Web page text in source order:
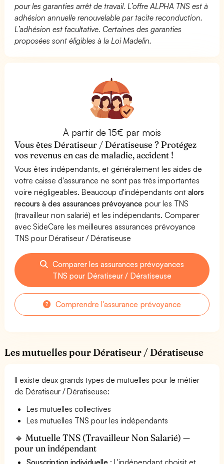
pour les garanties arrêt de travail. L’offre ALPHA TNS est à
adhésion annuelle renouvelable par tacite reconduction.
L’adhésion est facultative. Certaines des garanties
proposées sont éligibles à la Loi Madelin.
À partir de 15€ par mois
Vous êtes Dératiseur / Dératiseuse ? Protégez
vos revenus en cas de maladie, accident !
Vous êtes indépendants, et généralement les aides de
votre caisse d'assurance ne sont pas très importantes
voire négligeables. Beaucoup d'indépendants ontalors
recours à des assurances prévoyance pour les TNS
(travailleur non salarié) et les indépendants. Comparer
avec SideCare les meilleures assurances prévoyance
TNS pour Dératiseur / Dératiseuse
Comparer les assurances prévoyances
TNS pour Dératiseur / Dératiseuse
Comprendre l'assurance prévoyance
Les mutuelles pour Dératiseur / Dératiseuse
Il existe deux grands types de mutuelles pour le métier
de Dératiseur / Dératiseuse:
Les mutuelles collectives
Les mutuelles TNS pour les indépendants
🔹 Mutuelle TNS (Travailleur Non Salarié) —
pour un indépendant
Souscription individuelle : L'indépendant choisit et